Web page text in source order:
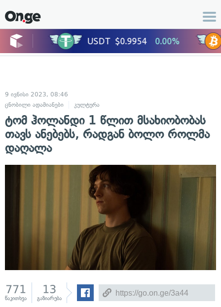
9 ივნისი 2023, 08:46
ცნობილი ადამიანები
კულტურა
ტომ ჰოლანდი 1 წლით მსახიობობას
თავს ანებებს, რადგან ბოლო როლმა
დაღალა
771
წაკითხვა
13
გაზიარება